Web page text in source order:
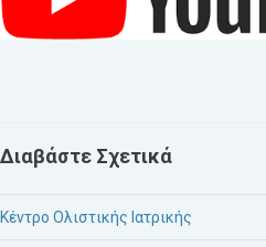
Διαβάστε Σχετικά
Κέντρο Ολιστικής Ιατρικής